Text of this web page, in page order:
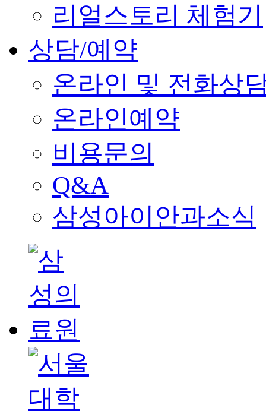
리얼스토리 체험기
상담/예약
온라인 및 전화상
온라인예약
비용문의
Q&A
삼성아이안과소식